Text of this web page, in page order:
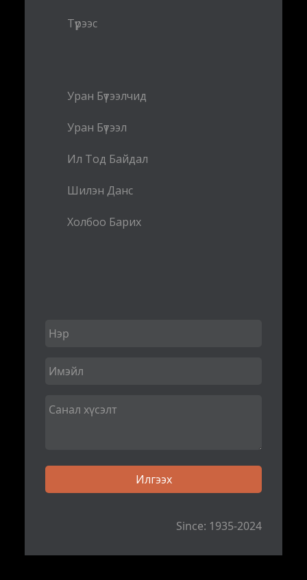
Түрээс
Уран Бүтээлчид
Уран Бүтээл
Ил Тод Байдал
Шилэн Данс
Холбоо Барих
Since: 1935-2024